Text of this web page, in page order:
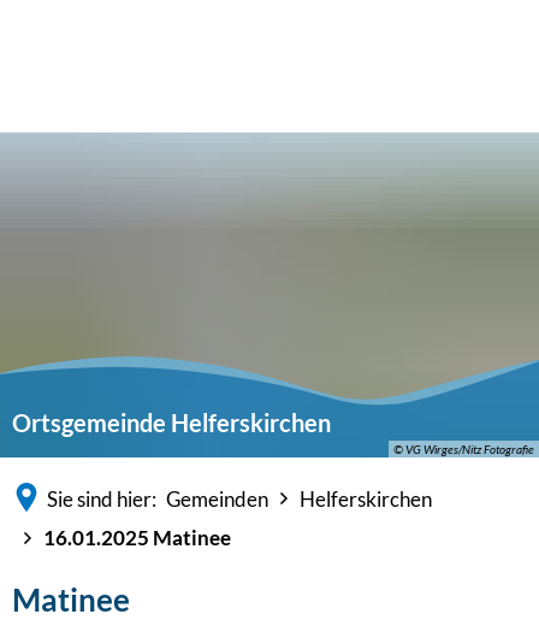
© VG Wirges/Nitz Fotografie
Ortsgemeinde Helferskirchen
Sie sind hier: Gemeinden
Helferskirchen
16.01.2025 Matinee
Matinee